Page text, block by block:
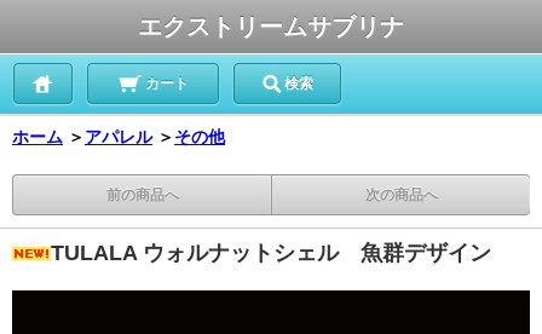
エクストリームサブリナ
カート 検索
ホーム ＞ アパレル ＞ その他
前の商品へ 次の商品へ
TULALA ウォルナットシェル 魚群デザイン